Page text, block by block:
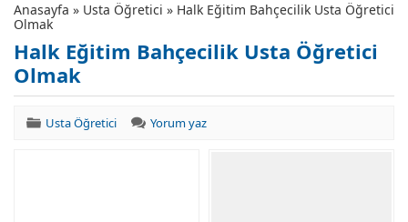
Anasayfa » Usta Öğretici » Halk Eğitim Bahçecilik Usta Öğretici
Olmak
Halk Eğitim Bahçecilik Usta Öğretici
Olmak
Usta Öğretici Yorum yaz